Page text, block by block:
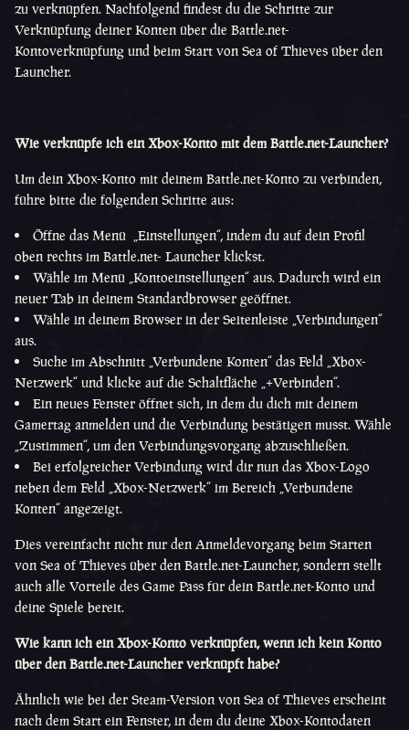
zu verknüpfen. Nachfolgend findest du die Schritte zur
Verknüpfung deiner Konten über die Battle.net-
Kontoverknüpfung und beim Start von Sea of Thieves über den
Launcher.
Wie verknüpfe ich ein Xbox-Konto mit dem Battle.net-Launcher?
Um dein Xbox-Konto mit deinem Battle.net-Konto zu verbinden,
führe bitte die folgenden Schritte aus:
Öffne das Menü „Einstellungen“, indem du auf dein Profil
oben rechts im Battle.net- Launcher klickst.
Wähle im Menü „Kontoeinstellungen“ aus. Dadurch wird ein
neuer Tab in deinem Standardbrowser geöffnet.
Wähle in deinem Browser in der Seitenleiste „Verbindungen“
aus.
Suche im Abschnitt „Verbundene Konten“ das Feld „Xbox-
Netzwerk“ und klicke auf die Schaltfläche „+Verbinden“.
Ein neues Fenster öffnet sich, in dem du dich mit deinem
Gamertag anmelden und die Verbindung bestätigen musst. Wähle
„Zustimmen“, um den Verbindungsvorgang abzuschließen.
Bei erfolgreicher Verbindung wird dir nun das Xbox-Logo
neben dem Feld „Xbox-Netzwerk“ im Bereich „Verbundene
Konten“ angezeigt.
Dies vereinfacht nicht nur den Anmeldevorgang beim Starten
von Sea of Thieves über den Battle.net-Launcher, sondern stellt
auch alle Vorteile des Game Pass für dein Battle.net-Konto und
deine Spiele bereit.
Wie kann ich ein Xbox-Konto verknüpfen, wenn ich kein Konto
über den Battle.net-Launcher verknüpft habe?
Ähnlich wie bei der Steam-Version von Sea of Thieves erscheint
nach dem Start ein Fenster, in dem du deine Xbox-Kontodaten